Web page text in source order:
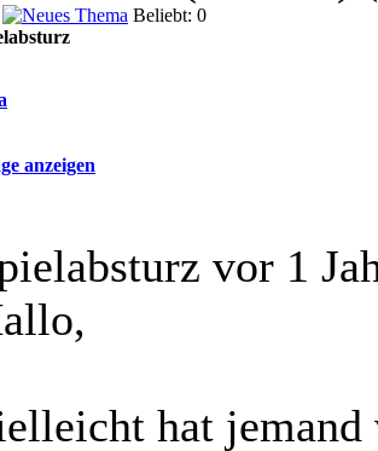
Beliebt: 0
anzeigen
vor 1
hat jemand